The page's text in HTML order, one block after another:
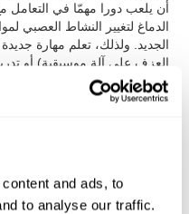
and ads, to
to analyse our traffic.
أن يلعب دورا مهمّا في التعامل
الدماغ لتغيير النشاط العصبي
الجديد. ولذلك، تعلم مهارة
العزف على آلة موسيقية) أو
على سبيل المثال، من خلال
التكيف اللازمة لتكيّف الدوائر
مراجع